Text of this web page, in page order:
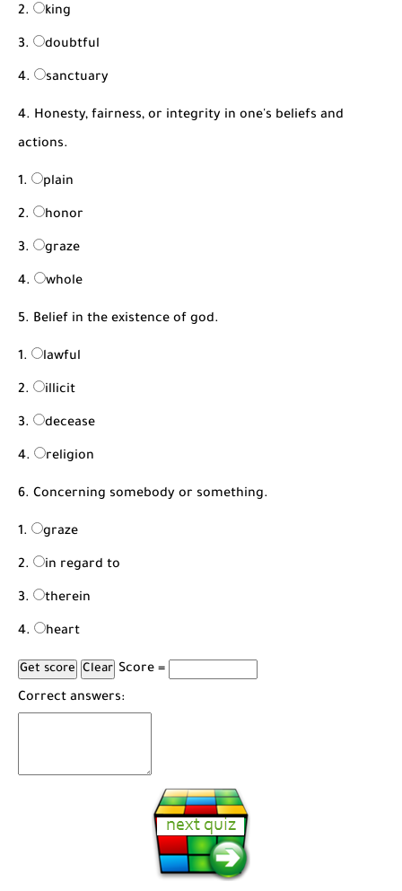
king
doubtful
sanctuary
4. Honesty, fairness, or integrity in one's beliefs and
actions.
plain
honor
graze
whole
5. Belief in the existence of god.
lawful
illicit
decease
religion
6. Concerning somebody or something.
graze
in regard to
therein
heart
Score =
Correct answers: